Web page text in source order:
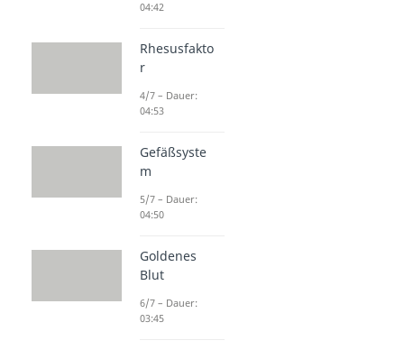
04:42
Rhesusfakto
r
4/7 – Dauer:
04:53
Gefäßsyste
m
5/7 – Dauer:
04:50
Goldenes
Blut
6/7 – Dauer:
03:45